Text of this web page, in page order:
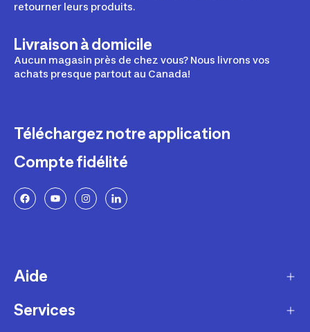
retourner leurs produits.
Livraison à domicile
Aucun magasin près de chez vous? Nous livrons vos
achats presque partout au Canada!
Téléchargez notre application
Compte fidélité
Aide
Livraison
Services